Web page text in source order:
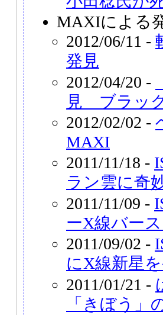
MAXIによる
2012/06/11 -
発見
2012/04/20 -
見 ブラッ
2012/02/02 -
MAXI
2011/11/18 -
ラン雲に奇
2011/11/09 -
ーX線バー
2011/09/02 -
にX線新星
2011/01/21 -
「きぼう」